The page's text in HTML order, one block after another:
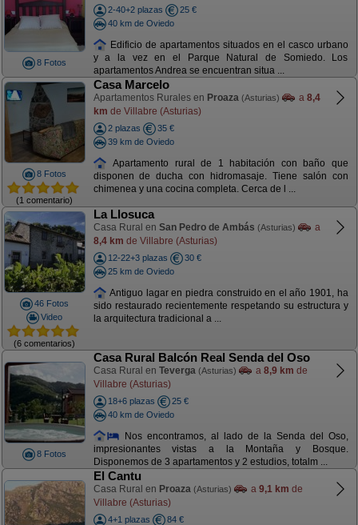
8 Fotos
2-40+2 plazas
25 €
40 km de Oviedo
Edificio de apartamentos situados en el casco urbano
y a la vez en el Parque Natural de Somiedo. Los
apartamentos Andrea se encuentran situa ...
8 Fotos
(1 comentario)
Casa Marcelo
Apartamentos Rurales en Proaza (Asturias) a 8,4
km de Villabre (Asturias)
2 plazas
35 €
39 km de Oviedo
Apartamento rural de 1 habitación con baño que
disponen de ducha con hidromasaje. Tiene salón con
chimenea y una cocina completa. Cerca de l ...
46 Fotos
Video
(6 comentarios)
La Llosuca
Casa Rural en San Pedro de Ambás (Asturias)
a
8,4 km de Villabre (Asturias)
12-22+3 plazas
30 €
25 km de Oviedo
Antiguo lagar en piedra construido en el año 1901, ha
sido restaurado recientemente respetando su estructura y
la arquitectura tradicional a ...
8 Fotos
Casa Rural Balcón Real Senda del Oso
Casa Rural en Teverga (Asturias) a 8,9 km de
Villabre (Asturias)
18+6 plazas
25 €
40 km de Oviedo
Nos encontramos, al lado de la Senda del Oso,
impresionantes vistas a la Montaña y Bosque.
Disponemos de 3 apartamentos y 2 estudios, totalm ...
El Cantu
Casa Rural en Proaza (Asturias) a 9,1 km de
Villabre (Asturias)
4+1 plazas
84 €